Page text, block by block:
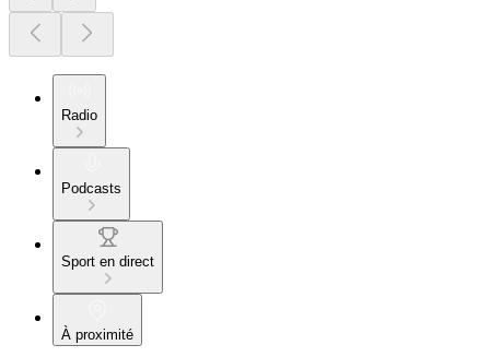
Radio
Podcasts
Sport en direct
À proximité